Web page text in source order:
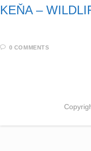
KEŇA –
0 COMMENTS